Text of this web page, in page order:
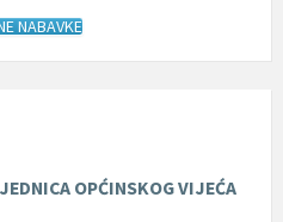
NABAVKE
OPĆINSKOG VIJEĆA